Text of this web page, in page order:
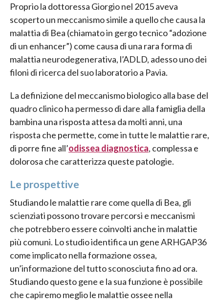
Proprio la dottoressa Giorgio nel 2015 aveva
scoperto un meccanismo simile a quello che causa la
malattia di Bea (chiamato in gergo tecnico “adozione
di un enhancer”) come causa di una rara forma di
malattia neurodegenerativa, l’ADLD, adesso uno dei
filoni di ricerca del suo laboratorio a Pavia.
La definizione del meccanismo biologico alla base del
quadro clinico ha permesso di dare alla famiglia della
bambina una risposta attesa da molti anni, una
risposta che permette, come in tutte le malattie rare,
di porre fine all’odissea diagnostica, complessa e
dolorosa che caratterizza queste patologie.
Le prospettive
Studiando le malattie rare come quella di Bea, gli
scienziati possono trovare percorsi e meccanismi
che potrebbero essere coinvolti anche in malattie
più comuni. Lo studio identifica un gene ARHGAP36
come implicato nella formazione ossea,
un’informazione del tutto sconosciuta fino ad ora.
Studiando questo gene e la sua funzione è possibile
che capiremo meglio le malattie ossee nella